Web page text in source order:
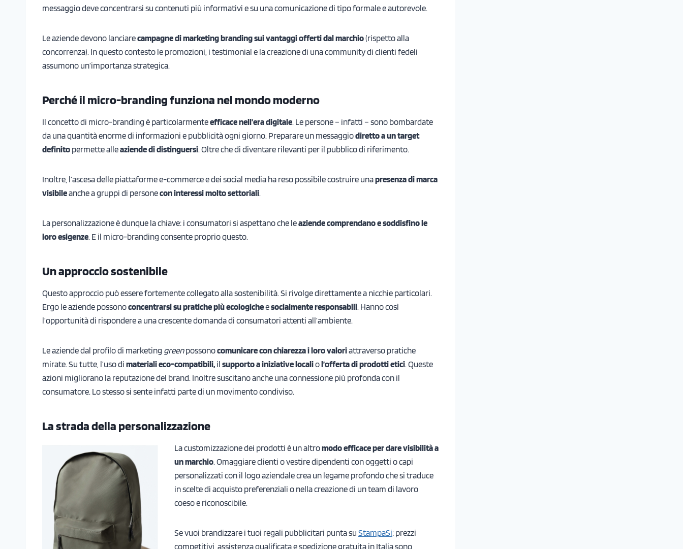
messaggio deve concentrarsi su contenuti più informativi e su una comunicazione di tipo formale e autorevole.
Le aziende devono lanciarecampagne di marketing branding sui vantaggi offerti dal marchio(rispetto alla
concorrenza). In questo contesto le promozioni, i testimonial e la creazione di una community di clienti fedeli
assumono un’importanza strategica.
Perché il micro-branding funziona nel mondo moderno
Il concetto di micro-branding è particolarmenteefficace nell’era digitale. Le persone – infatti – sono bombardate
da una quantità enorme di informazioni e pubblicità ogni giorno. Preparare un messaggiodiretto a un target
definito permette alleaziende di distinguersi. Oltre che di diventare rilevanti per il pubblico di riferimento.
Inoltre, l’ascesa delle piattaforme e-commerce e dei social media ha reso possibile costruire unapresenza di marca
visibileanche a gruppi di personecon interessi molto settoriali.
La personalizzazione è dunque la chiave: i consumatori si aspettano che leaziende comprendano e soddisfino le
loro esigenze. E il micro-branding consente proprio questo.
Un approccio sostenibile
Questo approccio può essere fortemente collegato alla sostenibilità. Si rivolge direttamente a nicchie particolari.
Ergo le aziende possonoconcentrarsi su pratiche più ecologicheesocialmente responsabili. Hanno così
l’opportunità di rispondere a una crescente domanda di consumatori attenti all’ambiente.
Le aziende dal profilo di marketing greenpossonocomunicare con chiarezza i loro valoriattraverso pratiche
mirate. Su tutte, l’uso di materiali eco-compatibili, il supporto a iniziative localiol’offerta di prodotti etici. Queste
azioni migliorano la reputazione del brand. Inoltre suscitano anche una connessione più profonda con il
consumatore. Lo stesso si sente infatti parte di un movimento condiviso.
La strada della personalizzazione
La customizzazione dei prodotti è un altromodo efficace per dare visibilità a
un marchio. Omaggiare clienti o vestire dipendenti con oggetti o capi
personalizzati con il logo aziendale crea un legame profondo che si traduce
in scelte di acquisto preferenziali o nella creazione di un team di lavoro
coeso e riconoscibile.
Se vuoi brandizzare i tuoi regali pubblicitari punta su StampaSi: prezzi
competitivi, assistenza qualificata e spedizione gratuita in Italia sono